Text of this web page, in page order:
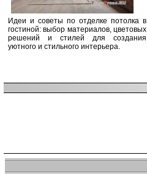
Идеи и советы по отделке потолка в
гостиной: выбор материалов, цветовых
решений и стилей для создания
уютного и стильного интерьера.